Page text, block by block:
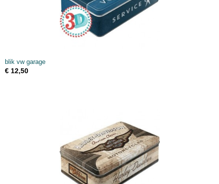
blik vw garage
€ 12,50